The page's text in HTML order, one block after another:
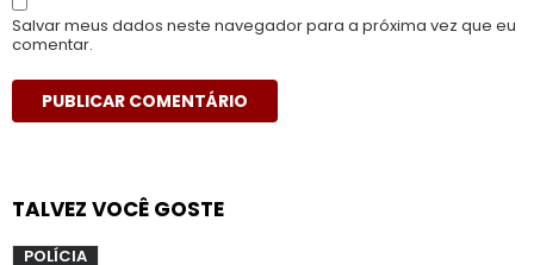
Salvar meus dados neste navegador para a próxima vez que eu
comentar.
TALVEZ VOCÊ GOSTE
POLÍCIA